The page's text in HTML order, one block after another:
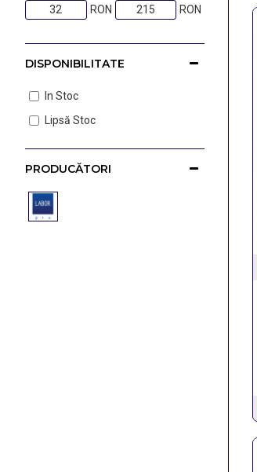
RON RON
PRODUCĂTORI
DISPONIBILITATE
In Stoc
Lipsă Stoc